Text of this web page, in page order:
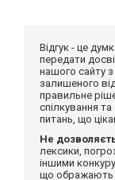
Відгук - це
передати
нашого сайту
залишеного
правильне
спілкування
питань, що
Не
лексики,
іншими
що ображають